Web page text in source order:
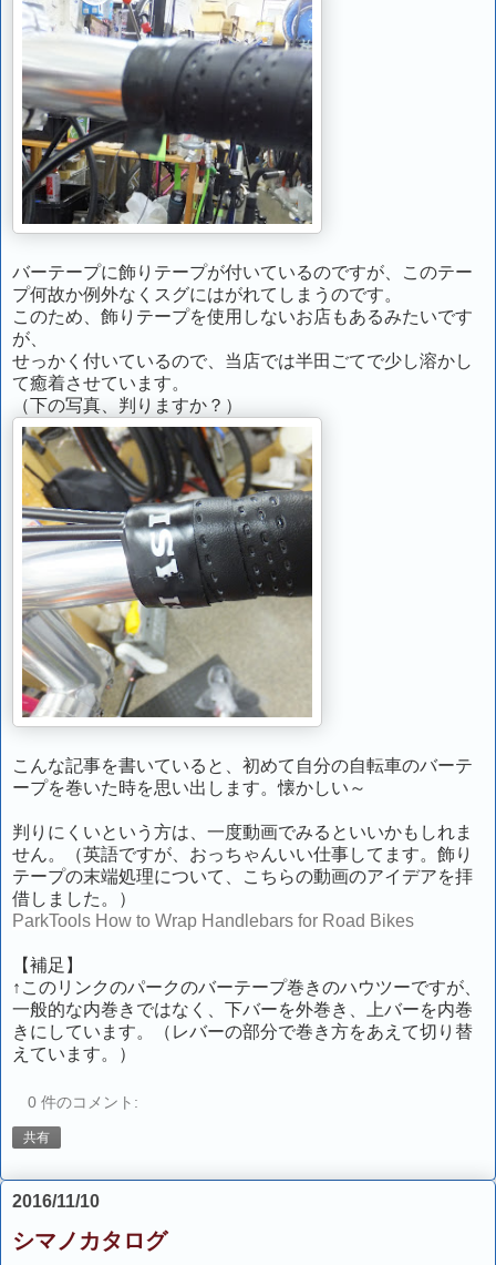
バーテープに飾りテープが付いているのですが、このテー
プ何故か例外なくスグにはがれてしまうのです。
このため、飾りテープを使用しないお店もあるみたいです
が、
せっかく付いているので、当店では半田ごてで少し溶かし
て癒着させています。
（下の写真、判りますか？）
こんな記事を書いていると、初めて自分の自転車のバーテ
ープを巻いた時を思い出します。懐かしい～
判りにくいという方は、一度動画でみるといいかもしれま
せん。（英語ですが、おっちゃんいい仕事してます。飾り
テープの末端処理について、こちらの動画のアイデアを拝
借しました。）
ParkTools How to Wrap Handlebars for Road Bikes
【補足】
↑このリンクのパークのバーテープ巻きのハウツーですが、
一般的な内巻きではなく、下バーを外巻き、上バーを内巻
きにしています。（レバーの部分で巻き方をあえて切り替
えています。）
0 件のコメント:
共有
2016/11/10
シマノカタログ